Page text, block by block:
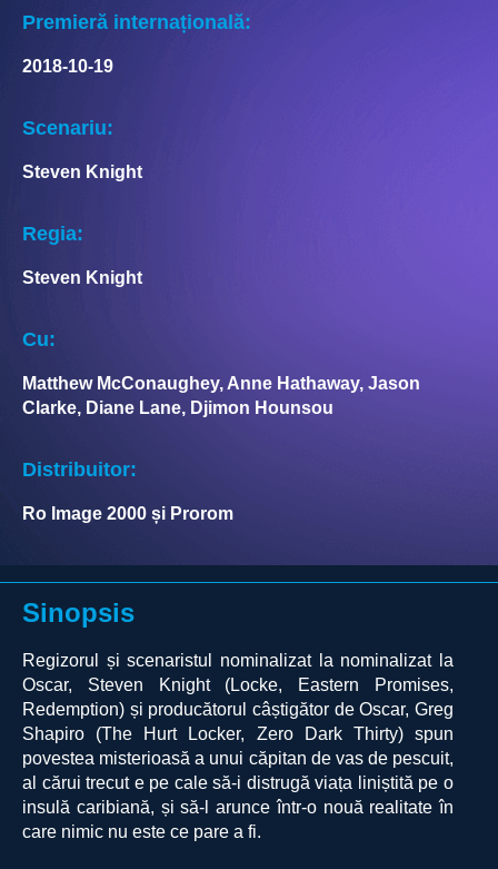
Premieră internațională:
2018-10-19
Scenariu:
Steven Knight
Regia:
Steven Knight
Cu:
Matthew McConaughey, Anne Hathaway, Jason
Clarke, Diane Lane, Djimon Hounsou
Distribuitor:
Ro Image 2000 și Prorom
Sinopsis
Regizorul și scenaristul nominalizat la nominalizat la
Oscar, Steven Knight (Locke, Eastern Promises,
Redemption) și producătorul câștigător de Oscar, Greg
Shapiro (The Hurt Locker, Zero Dark Thirty) spun
povestea misterioasă a unui căpitan de vas de pescuit,
al cărui trecut e pe cale să-i distrugă viața liniștită pe o
insulă caribiană, și să-l arunce într-o nouă realitate în
care nimic nu este ce pare a fi.